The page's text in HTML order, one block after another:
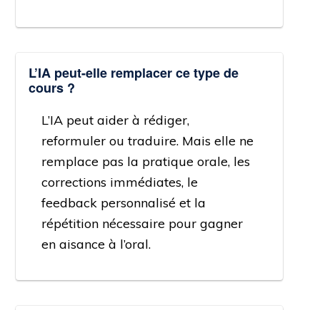
L’IA peut-elle remplacer ce type de
cours ?
L’IA peut aider à rédiger,
reformuler ou traduire. Mais elle ne
remplace pas la pratique orale, les
corrections immédiates, le
feedback personnalisé et la
répétition nécessaire pour gagner
en aisance à l’oral.